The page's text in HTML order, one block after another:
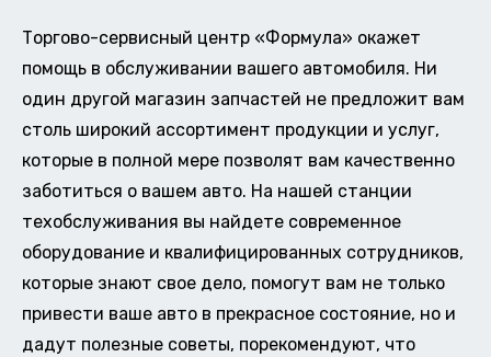
Торгово-сервисный центр «Формула» окажет
помощь в обслуживании вашего автомобиля. Ни
один другой магазин запчастей не предложит вам
столь широкий ассортимент продукции и услуг,
которые в полной мере позволят вам качественно
заботиться о вашем авто. На нашей станции
техобслуживания вы найдете современное
оборудование и квалифицированных сотрудников,
которые знают свое дело, помогут вам не только
привести ваше авто в прекрасное состояние, но и
дадут полезные советы, порекомендуют, что